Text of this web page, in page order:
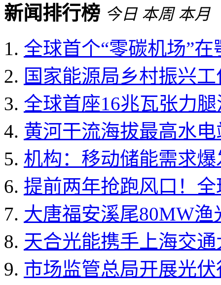
新闻排行榜 今日 本周 本月
全球首个“零碳机场”
国家能源局乡村振兴
全球首座16兆瓦张力
黄河干流海拔最高水
机构：移动储能需求
提前两年抢跑风口！
大唐福安溪尾80MW
天合光能携手上海交
市场监管总局开展光